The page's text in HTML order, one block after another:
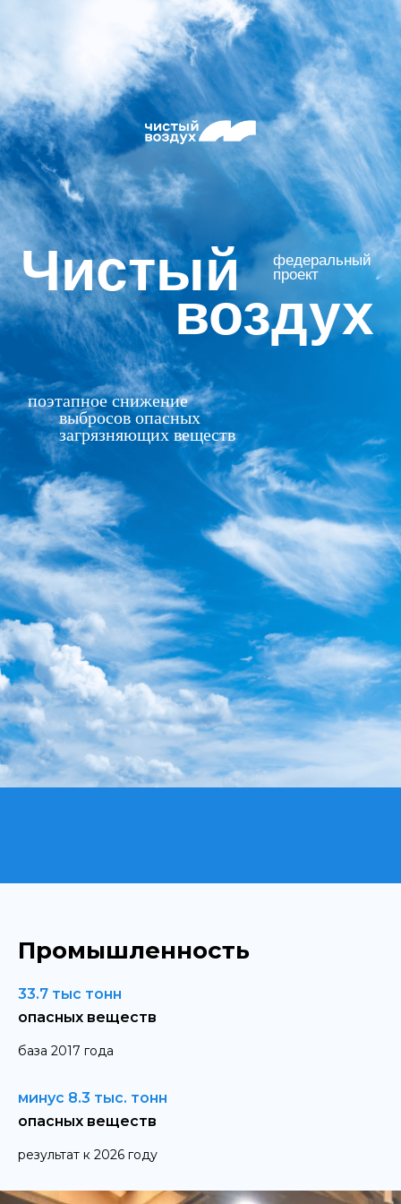
Чистый
воздух
федеральный
поэтапное снижение
выбросов опасных
загрязняющих веществ
Промышленность
33.7 тыс тонн
опасных веществ
база 2017 года
минус 8.3 тыс. тонн
опасных веществ
результат к 2026 году